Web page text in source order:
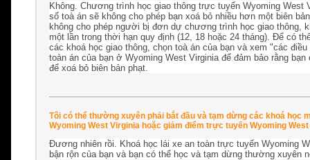
Không. Chương trình học giao thông trực tuyến Wyoming
số toà án sẽ không cho phép bạn xoá bỏ nhiều hơn một biên
không cho phép người bị đơn dự chương trình học giao thông,
một lần trong thời hạn quy định (12, 18 hoặc 24 tháng). Để có
các khoá học giao thông, chọn toà án của bạn và xem "các
toàn án của bạn ở Wyoming West Virginia để đảm bảo rằng
để xoá bỏ biên bản phạt.
Tôi có thể thường xuyên phải bắt đầu và tạm dừng các khoá học
Wyoming West Virginia hoặc giảm điểm trực tuyến Wyoming
Đương nhiên rồi. Khoá học lái xe an toàn trực tuyến Wyoming
bận rộn của bạn và bạn có thể học và tạm dừng thường xuyên